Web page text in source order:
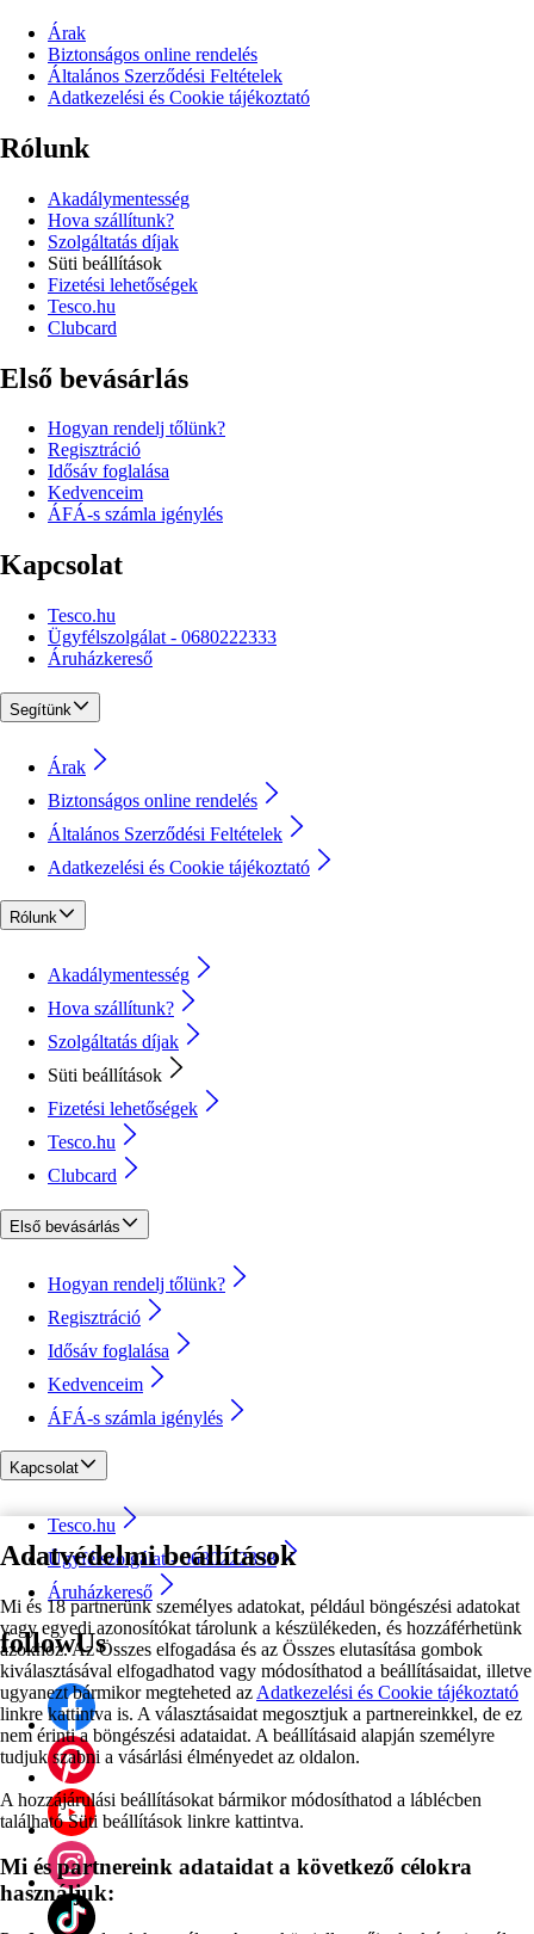
Adatvédelmi beállítások
Mi és 18 partnerünk személyes adatokat, például böngészési adatokat
vagy egyedi azonosítókat tárolunk a készülékeden, és hozzáférhetünk
azokhoz. Az Összes elfogadása és az Összes elutasítása gombok
kiválasztásával elfogadhatod vagy módosíthatod a beállításaidat, illetve
ugyanezt bármikor megteheted az Adatkezelési és Cookie tájékoztató
linkre kattintva is. A választásaidat megosztjuk a partnereinkkel, de ez
nem érinti a böngészési adataidat. A beállításaid alapján személyre
tudjuk szabni a vásárlási élményedet az oldalon.
A hozzájárulási beállításokat bármikor módosíthatod a láblécben
található Süti beállítások linkre kattintva.
Mi és partnereink adataidat a következő célokra
használjuk:
Árak
Biztonságos online rendelés
Általános Szerződési Feltételek
Adatkezelési és Cookie tájékoztató
Rólunk
Akadálymentesség
Hova szállítunk?
Szolgáltatás díjak
Süti beállítások
Fizetési lehetőségek
Tesco.hu
Clubcard
Első bevásárlás
Hogyan rendelj tőlünk?
Regisztráció
Idősáv foglalása
Kedvenceim
ÁFÁ-s számla igénylés
Kapcsolat
Tesco.hu
Ügyfélszolgálat - 0680222333
Áruházkereső
Segítünk
Árak
Biztonságos online rendelés
Általános Szerződési Feltételek
Adatkezelési és Cookie tájékoztató
Rólunk
Akadálymentesség
Hova szállítunk?
Szolgáltatás díjak
Süti beállítások
Fizetési lehetőségek
Tesco.hu
Clubcard
Első bevásárlás
Hogyan rendelj tőlünk?
Regisztráció
Idősáv foglalása
Kedvenceim
ÁFÁ-s számla igénylés
Kapcsolat
Tesco.hu
Ügyfélszolgálat - 0680222333
Áruházkereső
followUs